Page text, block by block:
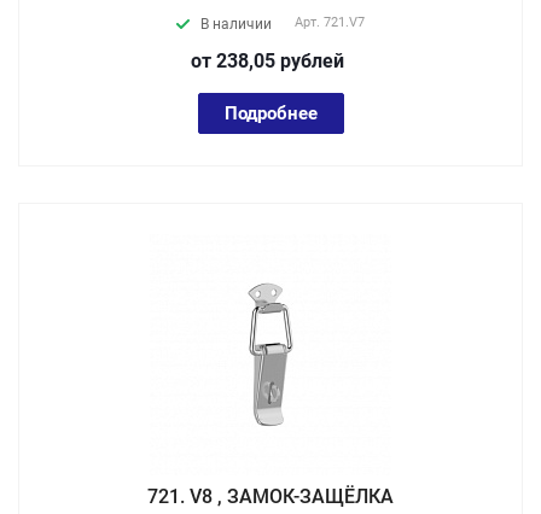
В наличии Арт. 721.V7
от 238,05 рублей
Подробнее
721. V8 , ЗАМОК-ЗАЩЁЛКА